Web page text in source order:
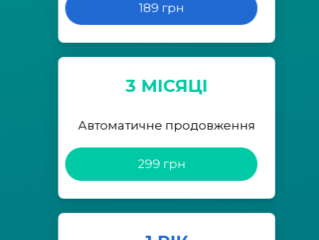
189 грн
3 МІСЯЦІ
Автоматичне продовження
299 грн